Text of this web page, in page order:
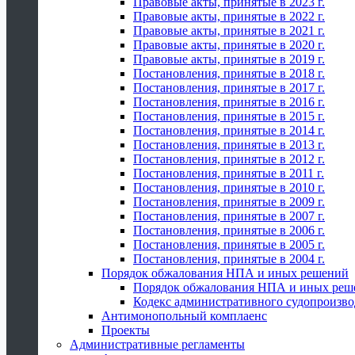
Правовые акты, принятые в 2022 г.
Правовые акты, принятые в 2021 г.
Правовые акты, принятые в 2020 г.
Правовые акты, принятые в 2019 г.
Постановления, принятые в 2018 г.
Постановления, принятые в 2017 г.
Постановления, принятые в 2016 г.
Постановления, принятые в 2015 г.
Постановления, принятые в 2014 г.
Постановления, принятые в 2013 г.
Постановления, принятые в 2012 г.
Постановления, принятые в 2011 г.
Постановления, принятые в 2010 г.
Постановления, принятые в 2009 г.
Постановления, принятые в 2007 г.
Постановления, принятые в 2006 г.
Постановления, принятые в 2005 г.
Постановления, принятые в 2004 г.
Порядок обжалования НПА и иных решений
Порядок обжалования НПА и иных
Кодекс административного
Антимонопольный комплаенс
Проекты
Административные регламенты